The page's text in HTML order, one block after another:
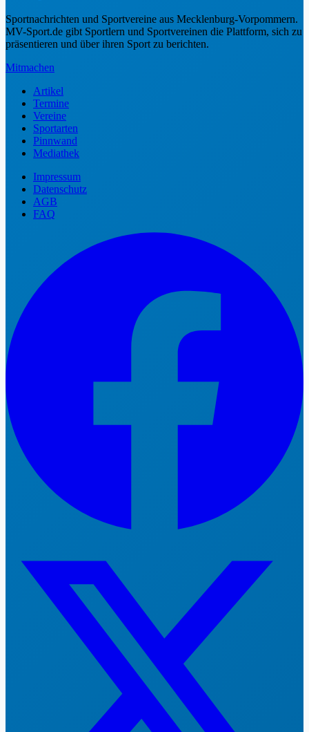
Sportnachrichten und Sportvereine aus Mecklenburg-Vorpommern.
MV-Sport.de gibt Sportlern und Sportvereinen die Plattform, sich zu
präsentieren und über ihren Sport zu berichten.
Mitmachen
Artikel
Termine
Vereine
Sportarten
Pinnwand
Mediathek
Impressum
Datenschutz
AGB
FAQ